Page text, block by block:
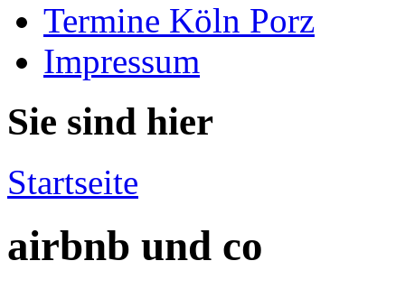
Termine Köln Porz
Impressum
Sie sind hier
Startseite
airbnb und co